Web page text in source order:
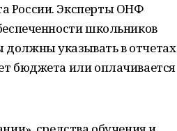
России. Эксперты ОНФ
школьников
указывать в отчетах
бюджета или оплачивается